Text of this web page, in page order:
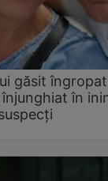
găsit
în